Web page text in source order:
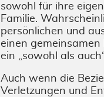
sowohl für ihre
Familie.
persönlichen und
einen
ein „sowohl als
Auch wenn die
Verletzungen und